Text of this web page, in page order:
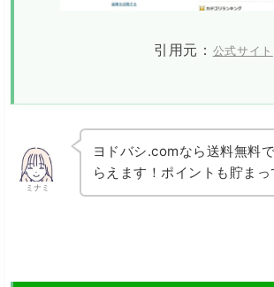
引用元： 公式サイト
ミナミ
ヨドバシ.comなら送料無料
らえます！ポイントも貯まっ